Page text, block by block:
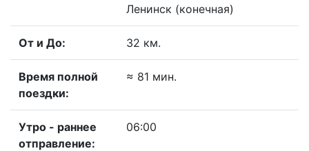
Ленинск (конечная)
От и До: 32 км.
Время полной
поездки:
≈ 81 мин.
Утро - раннее
отправление:
06:00